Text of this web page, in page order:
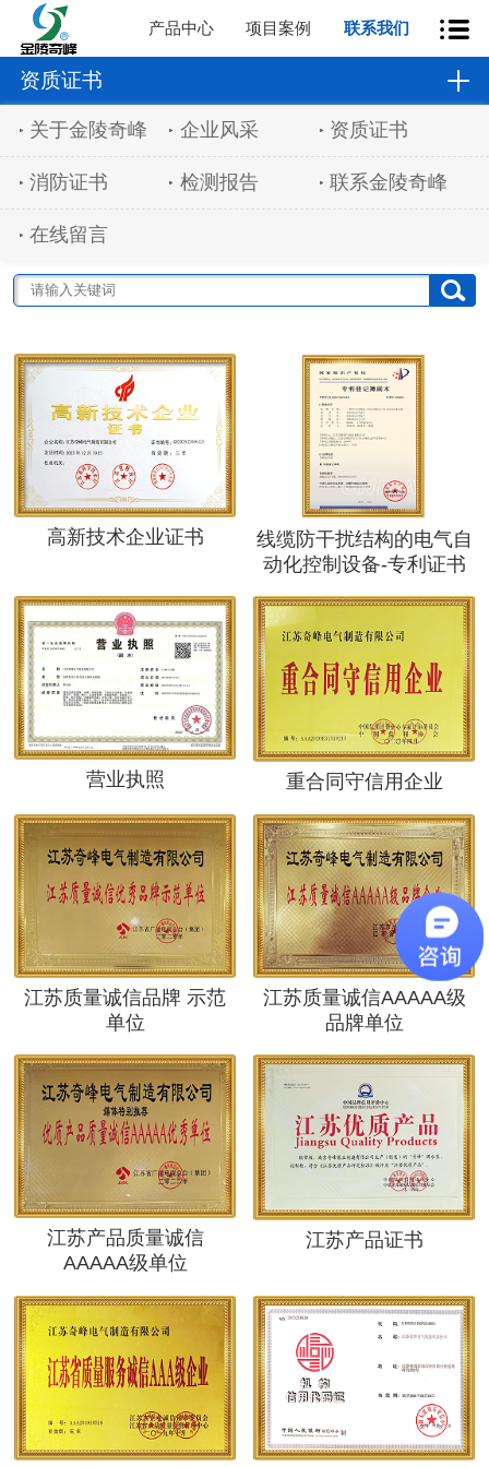
产品中心 项目案例 联系我们
资质证书
关于金陵奇峰 企业风采 资质证书
消防证书 检测报告 联系金陵奇峰
在线留言
高新技术企业证书
线缆防干扰结构的电气自
动化控制设备-专利证书
营业执照 重合同守信用企业
江苏质量诚信品牌 示范
单位
江苏质量诚信AAAAA级
品牌单位
江苏产品质量诚信
AAAAA级单位
江苏产品证书